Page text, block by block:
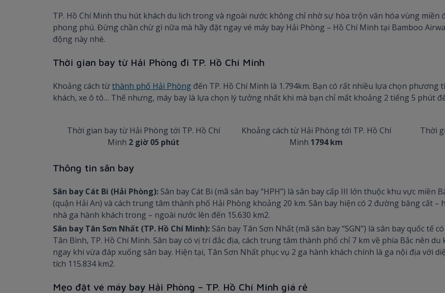
TP. Hồ Chí Minh thu hút khách du lịch trong và ngoài nước không chỉ nhờ sự hòa trộn văn hóa vùng miền
phong phú. Đừng chần chừ gì nữa mà hãy đặt ngay vé máy bay Hải Phòng – Hồ Chí Minh tại Bamboo
động này nhé.
Thời gian bay từ Hải Phòng đi TP. Hồ Chí Minh
Khoảng cách từthành phố Hải Phòng đến TP. Hồ Chí Minh là 1.794km. Bạn có rất nhiều lựa chọn phương
khách, xe ô tô… Thế nhưng, máy bay là lựa chọn lý tưởng nhất khi mà bạn chỉ mất khoảng 2 tiếng 5 phút
Thời gian bay từ Hải Phòng tới TP. Hồ Chí
Minh 2 giờ 05 phút
Khoảng cách từ Hải Phòng tới TP. Hồ Chí
Minh 1794 km
Thời
Thông tin sân bay
Sân bay Cát Bi (Hải Phòng): Sân bay Cát Bi (mã sân bay “HPH”) là sân bay cấp III lớn thuộc khu vực
(quận Hải An) và cách trung tâm thành phố Hải Phòng khoảng 20 km. Sân bay hiện có 2 đường băng cất –
nhà ga hành khách trong – ngoài nước lên đến 15.630 km2.
Sân bay Tân Sơn Nhất (TP. Hồ Chí Minh): Sân bay Tân Sơn Nhất (mã sân bay “SGN”) là sân bay quốc tế
Tân Bình, TP. Hồ Chí Minh. Sân bay có vị trí đắc địa, cách trung tâm thành phố chỉ 7 km về phía Bắc nên
ngay khi vừa đáp xuống sân bay. Hiện tại, Tân Sơn Nhất phục vụ 2 ga hành khách chính là ga nội địa với
tích 115.834 km2.
Mẹo đặt vé máy bay Hải Phòng – TP. Hồ Chí Minh giá rẻ